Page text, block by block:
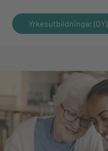
Yrkesutbildningar (GY)